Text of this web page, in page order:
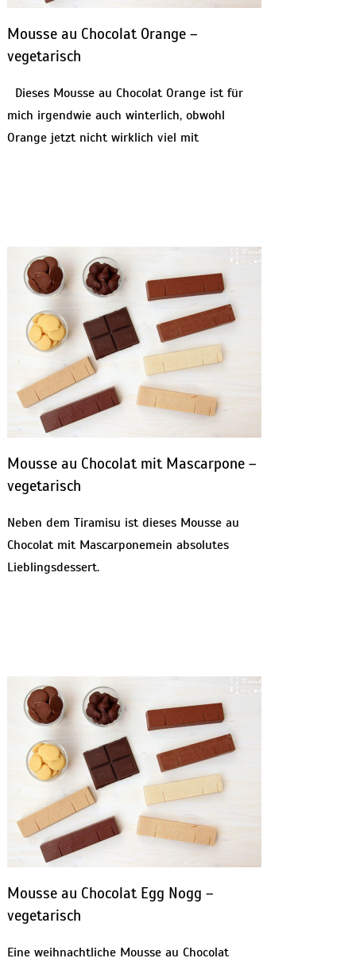
Mousse au Chocolat Orange –
vegetarisch
Dieses Mousse au Chocolat Orange ist für
mich irgendwie auch winterlich, obwohl
Orange jetzt nicht wirklich viel mit
Mousse au Chocolat mit Mascarpone –
vegetarisch
Neben dem Tiramisu ist dieses Mousse au
Chocolat mit Mascarponemein absolutes
Lieblingsdessert.
Mousse au Chocolat Egg Nogg –
vegetarisch
Eine weihnachtliche Mousse au Chocolat